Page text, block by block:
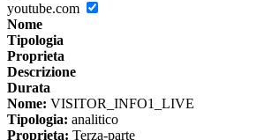
youtube.com
Nome
Tipologia
Proprieta
Descrizione
Durata
Nome: VISITOR_INFO1_LIVE
Tipologia: analitico
Proprieta: Terza-parte